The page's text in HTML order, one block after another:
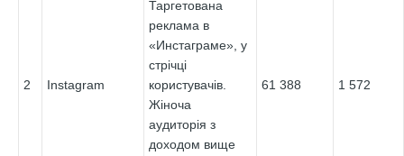
2 Instagram
Таргетована
реклама в
«Инстаграме», у
стрічці
користувачів.
Жіноча
аудиторія з
доходом вище
61 388 1 572